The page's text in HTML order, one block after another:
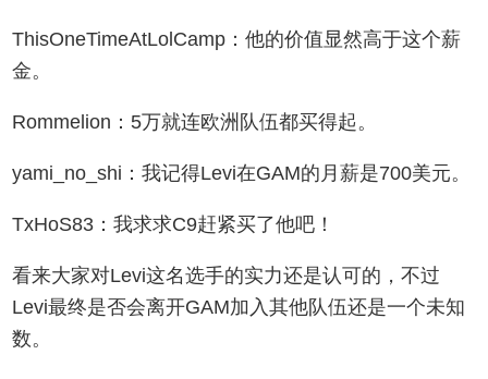
ThisOneTimeAtLolCamp：他的价值显然高于这个薪
金。
Rommelion：5万就连欧洲队伍都买得起。
yami_no_shi：我记得Levi在GAM的月薪是700美元。
TxHoS83：我求求C9赶紧买了他吧！
看来大家对Levi这名选手的实力还是认可的，不过
Levi最终是否会离开GAM加入其他队伍还是一个未知
数。